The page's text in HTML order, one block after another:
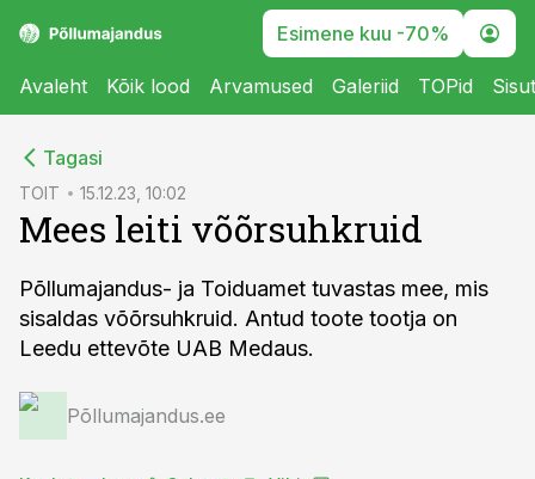
Esimene kuu -70%
Avaleht Kõik lood Arvamused Galeriid TOPid
Tagasi
TOIT 15.12.23, 10:02
Mees leiti võõrsuhkruid
Põllumajandus- ja Toiduamet tuvastas mee, mis
sisaldas võõrsuhkruid. Antud toote tootja on
Leedu ettevõte UAB Medaus.
Põllumajandus.ee